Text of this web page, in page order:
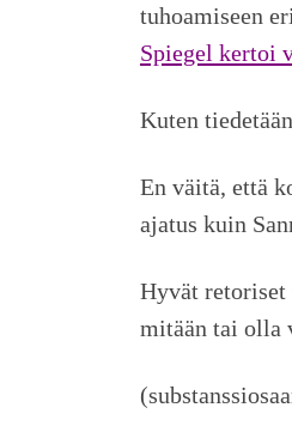
tuhoamiseen
Spiegel kertoi
Kuten
En väitä, että
ajatus kuin
Hyvät retoriset
mitään tai olla